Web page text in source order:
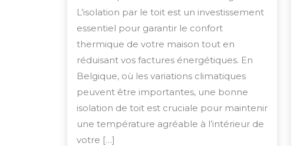
l’Isolation
par
le
Toit
en
Belgique:
Prix
et
L’isolation par le toit est un investissement
essentiel pour garantir le confort
thermique de votre maison tout en
réduisant vos factures énergétiques. En
Belgique, où les variations climatiques
peuvent être importantes, une bonne
isolation de toit est cruciale pour maintenir
une température agréable à l’intérieur de
votre […]